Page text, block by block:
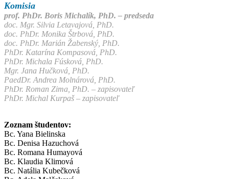
Komisia
prof. PhDr. Boris Michalík, PhD. – predseda
doc. Mgr. Silvia Letavajová, PhD.
doc. PhDr. Monika Štrbová, PhD.
doc. PhDr. Marián Žabenský, PhD.
PhDr. Katarína Kompasová, PhD.
PhDr. Michala Fúsková, PhD.
Mgr. Jana Hučková, PhD.
PaedDr. Andrea Molnárová, PhD.
PhDr. Roman Zima, PhD. – zapisovateľ
PhDr. Michal Kurpaš – zapisovateľ
Zoznam študentov:
Bc. Yana Bielinska
Bc. Denisa Hazuchová
Bc. Romana Humayová
Bc. Klaudia Klimová
Bc. Natália Kubečková